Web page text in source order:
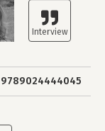
9789024444045